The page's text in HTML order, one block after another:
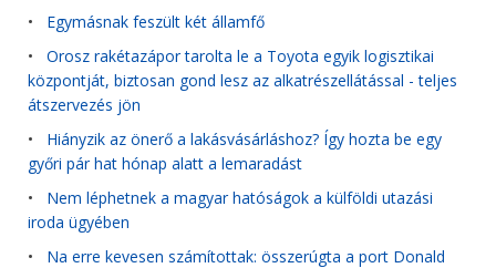
• Egymásnak feszült két államfő
• Orosz rakétazápor tarolta le a Toyota egyik logisztikai
központját, biztosan gond lesz az alkatrészellátással - teljes
átszervezés jön
• Hiányzik az önerő a lakásvásárláshoz? Így hozta be egy
győri pár hat hónap alatt a lemaradást
• Nem léphetnek a magyar hatóságok a külföldi utazási
iroda ügyében
• Na erre kevesen számítottak: összerúgta a port Donald